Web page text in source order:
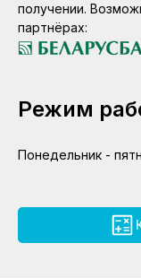
получении.
партнёрах:
Режим
Понедельник -